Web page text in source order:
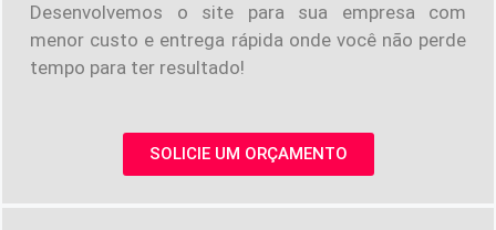
Desenvolvemos o site para sua empresa com
menor custo e entrega rápida onde você não perde
tempo para ter resultado!
SOLICIE UM ORÇAMENTO